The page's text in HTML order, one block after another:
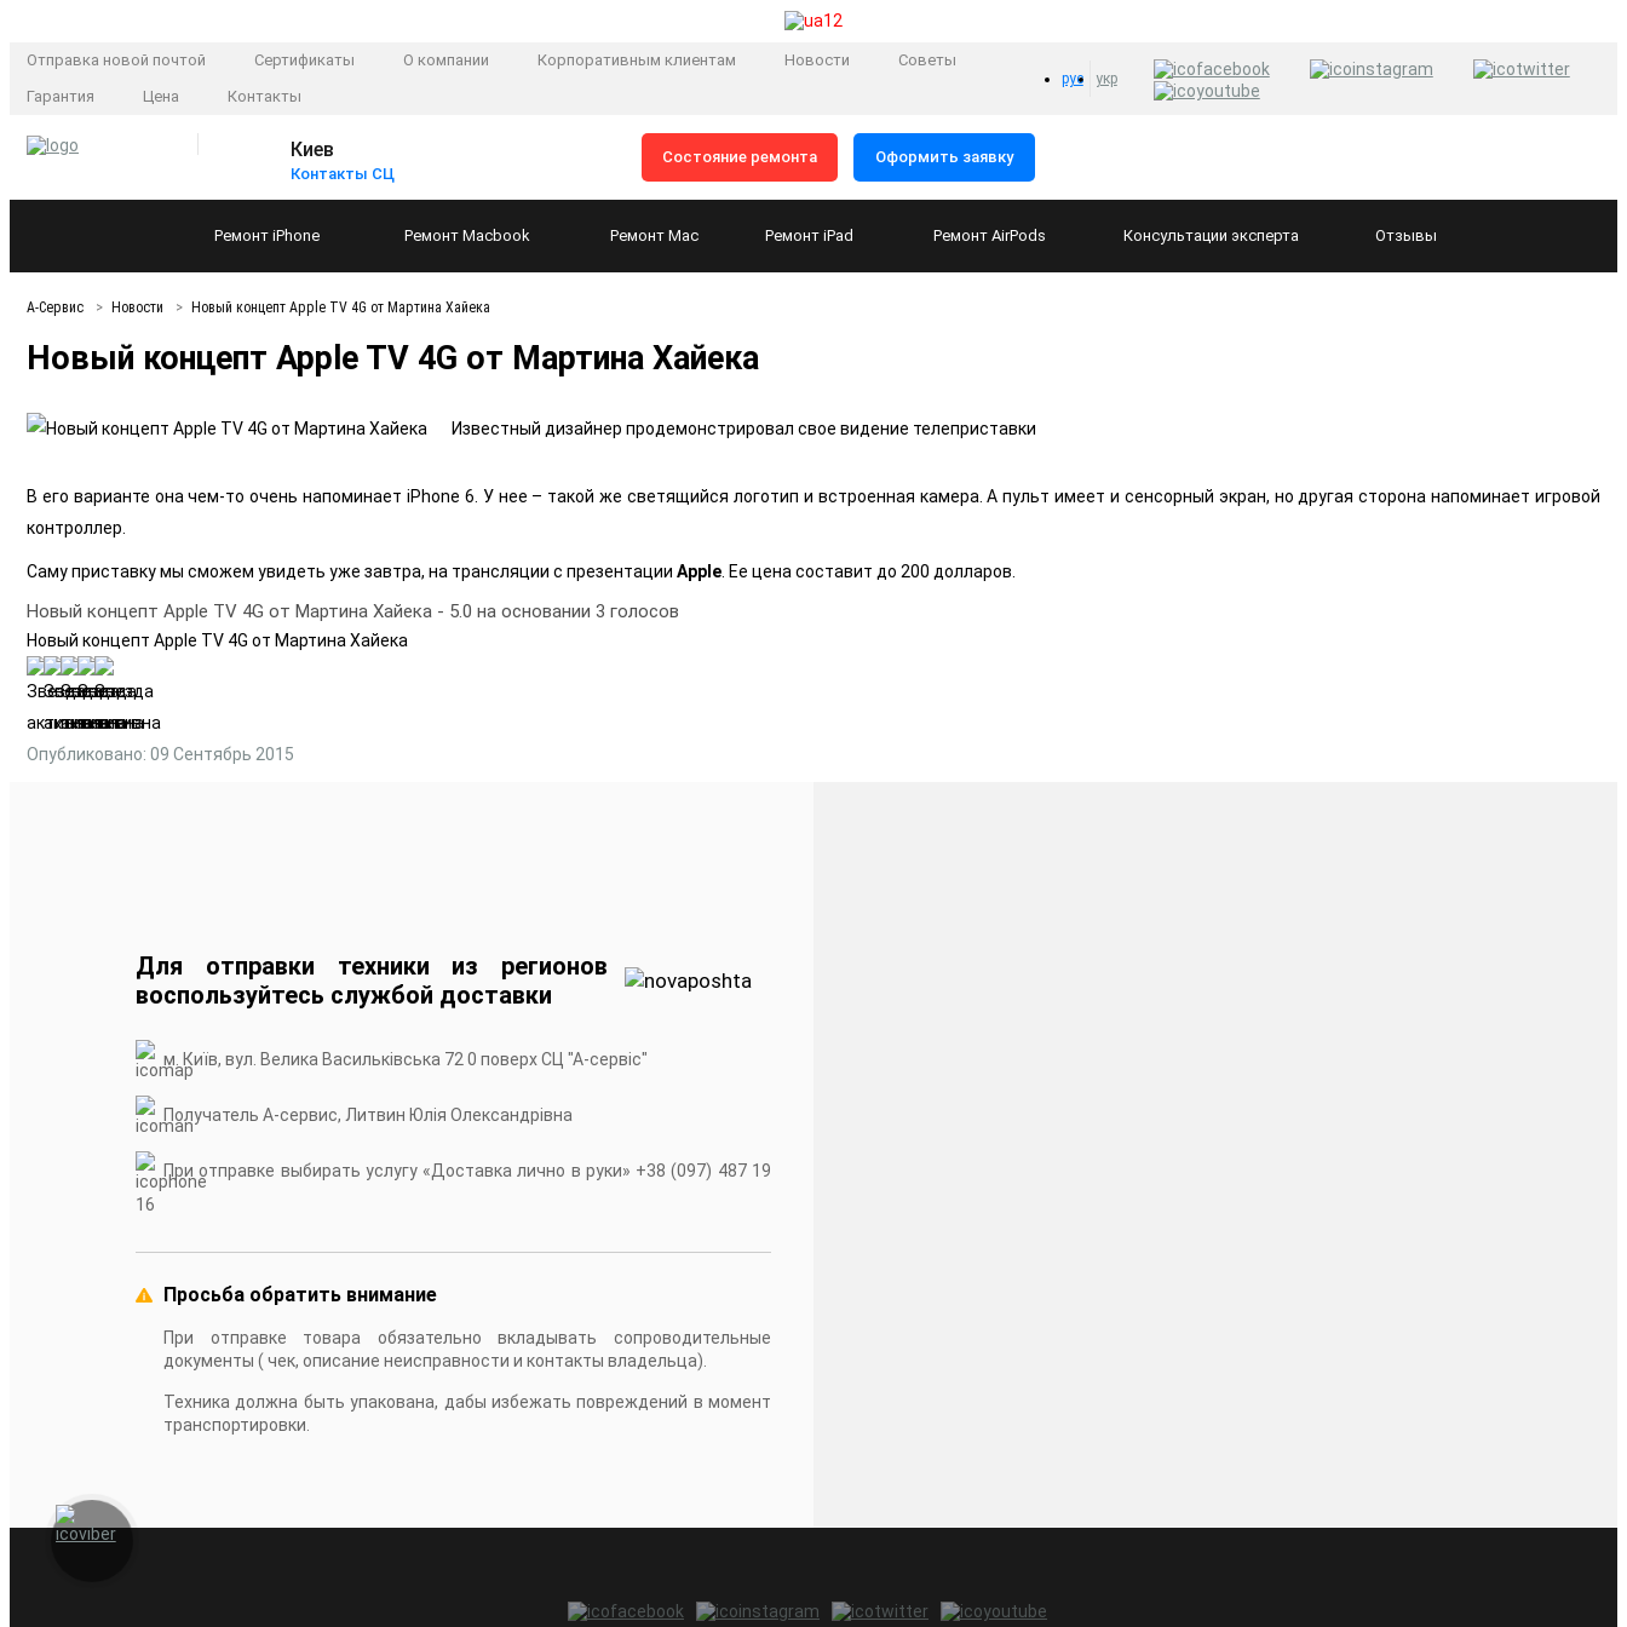
Отправка новой почтой Сертификаты О компании Корпоративным клиентам Новости
Советы
Гарантия
Цена Контакты
рус укр
Киев
Контакты СЦ
Состояние ремонта Оформить заявку
Ремонт iPhone Ремонт Macbook Ремонт Mac Ремонт iPad Ремонт AirPods Консультации эксперта Отзывы
А-Сервис Новости Новый концепт Apple TV 4G от Мартина Хайека
Новый концепт Apple TV 4G от Мартина Хайека
Известный дизайнер продемонстрировал свое видение телеприставки
В его варианте она чем-то очень напоминает iPhone 6. У нее – такой же светящийся логотип и встроенная камера. А пульт имеет и сенсорный экран, но другая сторона напоминает игровой
контроллер.
Саму приставку мы сможем увидеть уже завтра, на трансляции с презентации Apple . Ее цена составит до 200 долларов.
Новый концепт Apple TV 4G от Мартина Хайека - 5.0 на основании 3 голосов
Новый концепт Apple TV 4G от Мартина Хайека
Опубликовано: 09 Сентябрь 2015
Для отправки техники из регионов
воспользуйтесь службой доставки
м. Київ, вул. Велика Васильківська 72 0 поверх СЦ "А-сервiс"
Получатель А-сервис, Литвин Юлія Олександрівна
При отправке выбирать услугу «Доставка лично в руки» +38 (097) 487 19
16
Просьба обратить внимание
При отправке товара обязательно вкладывать сопроводительные
документы ( чек, описание неисправности и контакты владельца).
Техника должна быть упакована, дабы избежать повреждений в момент
транспортировки.